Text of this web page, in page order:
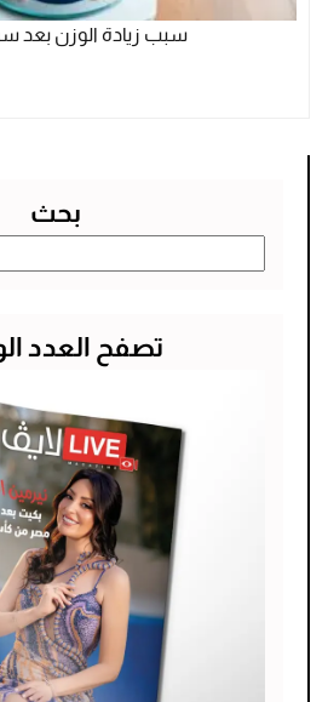
سبب زيادة الوزن بعد سن
بحث
عن:
تصفح العدد